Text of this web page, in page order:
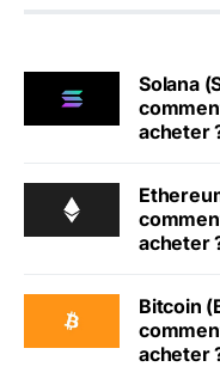
Solana
acheter
acheter
Bitcoin
acheter